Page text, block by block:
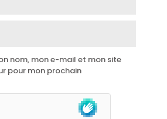
nom, mon e-mail et mon site
pour mon prochain